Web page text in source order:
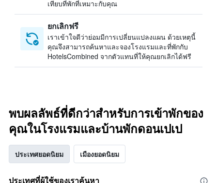
เทียบที่พักที่เหมาะกับคุณ
ยกเลิกฟรี
เราเข้าใจดีว่าย่อมมีการเปลี่ยนแปลงแผน ด้วยเหตุนี้
คุณจึงสามารถค้นหาและจองโรงแรมและที่พักกับ
HotelsCombined จากตัวแทนที่ให้คุณยกเลิกได้ฟรี
พบผลลัพธ์ที่ดีกว่าสำหรับการเข้าพักของ
คุณในโรงแรมและบ้านพักดอนเปเป
ประเทศยอดนิยม เมืองยอดนิยม
ประเทศที่ผู้ใช้ของเราค้นหา